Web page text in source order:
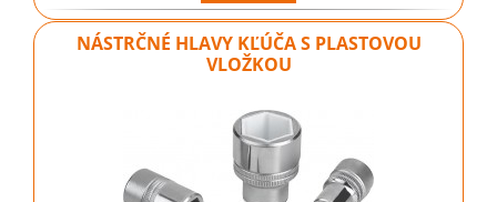
NÁSTRČNÉ HLAVY KĽÚČA S PLASTOVOU
VLOŽKOU